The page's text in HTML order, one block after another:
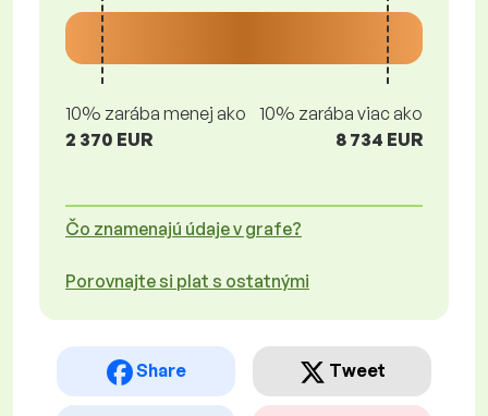
10% zarába menej ako
2 370 EUR
10% zarába viac ako
8 734 EUR
Čo znamenajú údaje v grafe?
Porovnajte si plat s ostatnými
Share Tweet